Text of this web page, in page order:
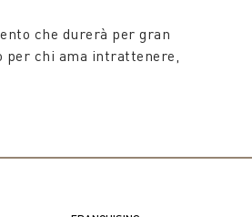
che durerà per gran
per chi ama intrattenere,